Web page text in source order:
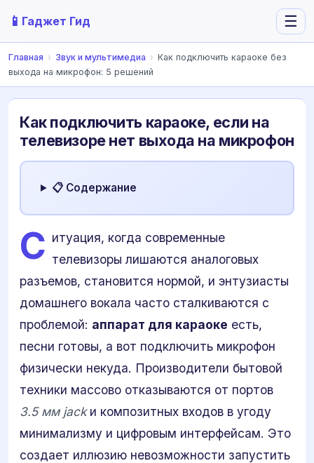
📱 Гаджет Гид ☰
Главная › Звук и мультимедиа › Как подключить караоке без
выхода на микрофон: 5 решений
Как подключить караоке, если на
телевизоре нет выхода на микрофон
📋 Содержание
С итуация, когда современные
телевизоры лишаются аналоговых
разъемов, становится нормой, и энтузиасты
домашнего вокала часто сталкиваются с
проблемой: аппарат для караоке есть,
песни готовы, а вот подключить микрофон
физически некуда. Производители бытовой
техники массово отказываются от портов
3.5 мм jackи композитных входов в угоду
минимализму и цифровым интерфейсам. Это
создает иллюзию невозможности запустить